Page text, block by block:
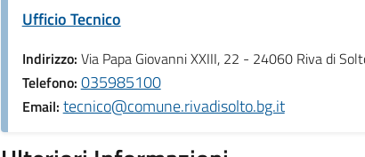
Ufficio Tecnico
Indirizzo: Via Papa Giovanni XXIII, 22 - 24060 Riva di
Telefono: 035985100
Email: tecnico@comune.rivadisolto.bg.it